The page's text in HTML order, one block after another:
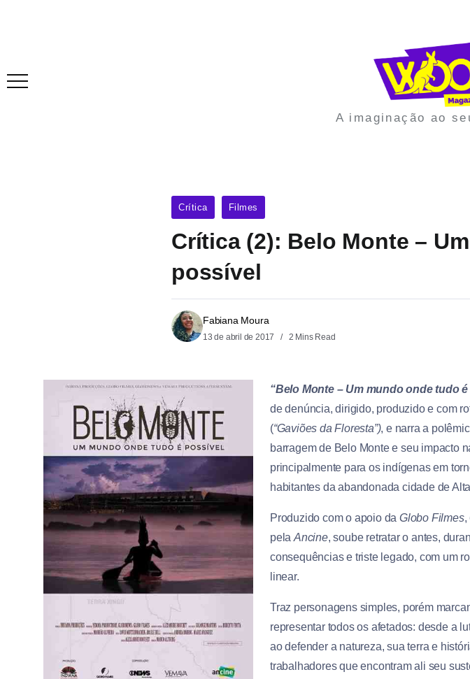
A imaginação ao
Crítica Filmes
Crítica (2): Belo Monte –
possível
Fabiana Moura
13 de abril de 2017 2 Mins Read
“Belo Monte – Um mundo onde tudo
de denúncia, dirigido, produzido e com
(“Gaviões da Floresta”), e narra a
barragem de Belo Monte e seu impacto
principalmente para os indígenas em
habitantes da abandonada cidade de
Produzido com o apoio da Globo Filmes,
pela Ancine, soube retratar o antes,
consequências e triste legado, com um
linear.
Traz personagens simples, porém
representar todos os afetados: desde a
ao defender a natureza, sua terra e
trabalhadores que encontram ali seu